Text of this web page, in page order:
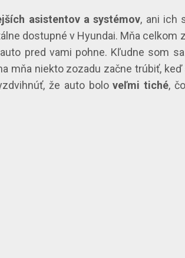
asistentov a systémov, ani ich
dostupné v Hyundai. Mňa celkom
pred vami pohne. Kľudne som
mňa niekto zozadu začne trúbiť,
že auto boloveľmi tiché,